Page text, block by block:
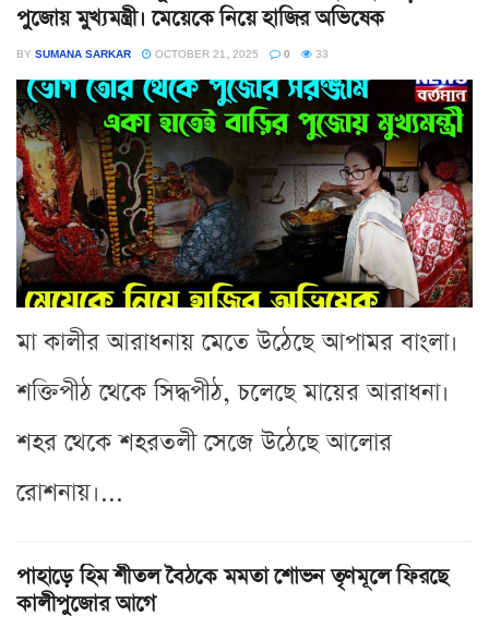
পুজোয় মুখ্যমন্ত্রী। মেয়েকে নিয়ে হাজির অভিষেক
BY SUMANA SARKAR OCTOBER 21, 2025 0 33
মা কালীর আরাধনায় মেতে উঠেছে আপামর বাংলা।
শক্তিপীঠ থেকে সিদ্ধপীঠ, চলেছে মায়ের আরাধনা।
শহর থেকে শহরতলী সেজে উঠেছে আলোর
রোশনায়।...
পাহাড়ে হিম শীতল বৈঠকে মমতা শোভন তৃণমূলে ফিরছে
কালীপুজোর আগে